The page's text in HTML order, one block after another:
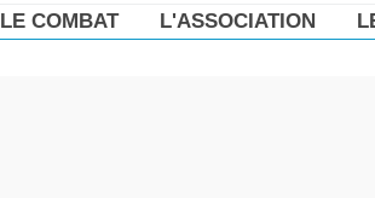
LE COMBAT L'ASSOCIATION